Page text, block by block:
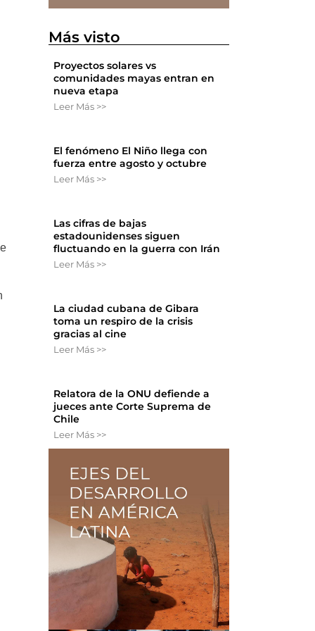
Más visto
Proyectos solares vs
comunidades mayas entran en
nueva etapa
Leer Más >>
El fenómeno El Niño llega con
fuerza entre agosto y octubre
Leer Más >>
Las cifras de bajas
estadounidenses siguen
fluctuando en la guerra con Irán
Leer Más >>
La ciudad cubana de Gibara
toma un respiro de la crisis
gracias al cine
Leer Más >>
Relatora de la ONU defiende a
jueces ante Corte Suprema de
Chile
Leer Más >>